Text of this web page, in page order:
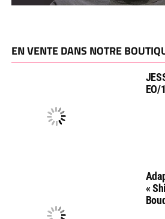
EN VENTE DANS NOTRE
EO/
«